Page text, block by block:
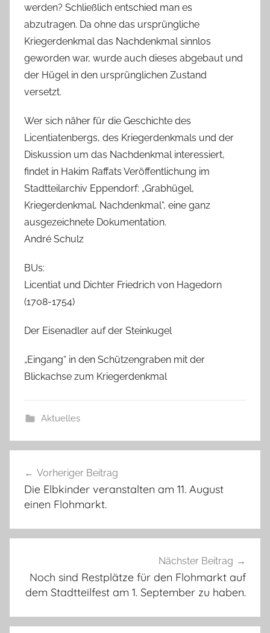
werden? Schließlich entschied man es
abzutragen. Da ohne das ursprüngliche
Kriegerdenkmal das Nachdenkmal sinnlos
geworden war, wurde auch dieses abgebaut und
der Hügel in den ursprünglichen Zustand
versetzt.
Wer sich näher für die Geschichte des
Licentiatenbergs, des Kriegerdenkmals und der
Diskussion um das Nachdenkmal interessiert,
findet in Hakim Raffats Veröffentlichung im
Stadtteilarchiv Eppendorf: „Grabhügel,
Kriegerdenkmal, Nachdenkmal“, eine ganz
ausgezeichnete Dokumentation.
André Schulz
BUs:
Licentiat und Dichter Friedrich von Hagedorn
(1708-1754)
Der Eisenadler auf der Steinkugel
„Eingang“ in den Schützengraben mit der
Blickachse zum Kriegerdenkmal
Aktuelles
Vorheriger Beitrag
Die Elbkinder veranstalten am 11. August
einen Flohmarkt.
Nächster Beitrag
Noch sind Restplätze für den Flohmarkt auf
dem Stadtteilfest am 1. September zu haben.